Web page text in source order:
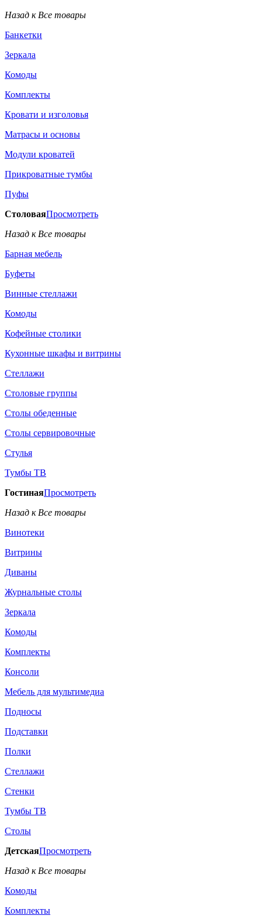
Назад к Все товары
Банкетки
Зеркала
Комоды
Комплекты
Кровати и изголовья
Матрасы и основы
Модули кроватей
Прикроватные тумбы
Пуфы
СтоловаяПросмотреть
Назад к Все товары
Барная мебель
Буфеты
Винные стеллажи
Комоды
Кофейные столики
Кухонные шкафы и витрины
Стеллажи
Столовые группы
Столы обеденные
Столы сервировочные
Стулья
Тумбы ТВ
ГостинаяПросмотреть
Назад к Все товары
Винотеки
Витрины
Диваны
Журнальные столы
Зеркала
Комоды
Комплекты
Консоли
Мебель для мультимедиа
Подносы
Подставки
Полки
Стеллажи
Стенки
Тумбы ТВ
Столы
ДетскаяПросмотреть
Назад к Все товары
Комоды
Комплекты